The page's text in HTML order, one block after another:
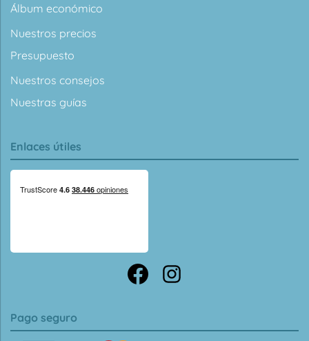
Álbum económico
Nuestros precios
Presupuesto
Nuestros consejos
Nuestras guías
Enlaces útiles
Pago seguro